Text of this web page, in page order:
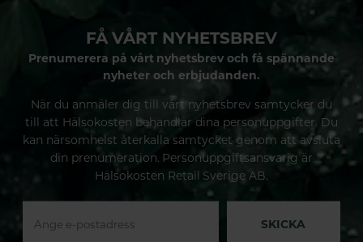
FÅ VÅRT NYHETSBREV
Prenumerera på vårt nyhetsbrev och få spännande
nyheter och erbjudanden.
När du anmäler dig till vårt nyhetsbrev samtycker du
till att Hälsokosten behandlar dina personuppgifter. Du
kan närsomhelst återkalla samtycket genom att avsluta
din prenumeration. Personuppgiftsansvarig är
Hälsokosten Retail Sverige AB.
SKICKA